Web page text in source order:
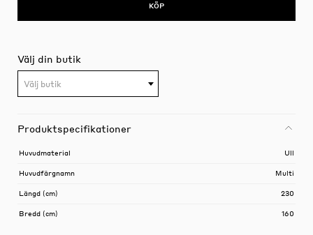
KÖP
Välj din butik
Välj butik
Produktspecifikationer
Huvudmaterial Ull
Huvudfärgnamn Multi
Längd (cm) 230
Bredd (cm) 160